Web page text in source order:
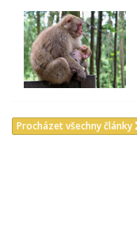
Procházet všechny články